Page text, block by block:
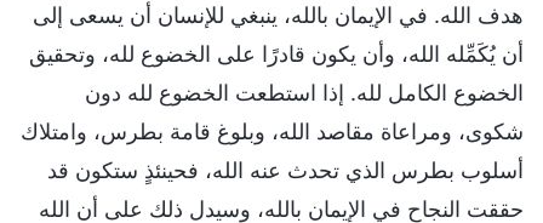
هدف الله. في الإيمان بالله، ينبغي للإنسان أن يسعى إلى
أن يُكَمِّله الله، وأن يكون قادرًا على الخضوع لله، وتحقيق
الخضوع الكامل لله. إذا استطعت الخضوع لله دون
شكوى، ومراعاة مقاصد الله، وبلوغ قامة بطرس، وامتلاك
أسلوب بطرس الذي تحدث عنه الله، فحينئذٍ ستكون قد
حققت النجاح في الإيمان بالله، وسيدل ذلك على أن الله